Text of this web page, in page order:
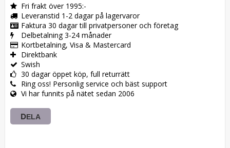
Fri frakt över 1995:-
Leveranstid 1-2 dagar på lagervaror
Faktura 30 dagar till privatpersoner och företag
Delbetalning 3-24 månader
Kortbetalning, Visa & Mastercard
Direktbank
Swish
30 dagar öppet köp, full returrätt
Ring oss! Personlig service och bäst support
Vi har funnits på nätet sedan 2006
DELA